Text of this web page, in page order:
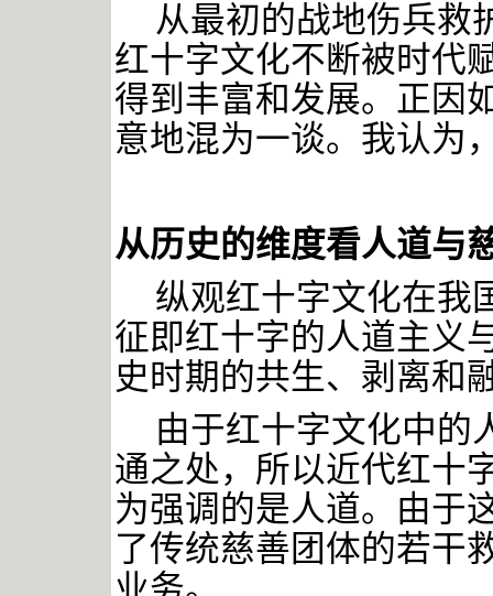
从最初的战地伤兵救
红十字文化不断被时代
得到丰富和发展。正因
意地混为一谈。我认为
从历史的维度看人道与
纵观红十字文化在我
征即红十字的人道主义
史时期的共生、剥离和
由于红十字文化中的
通之处，所以近代红十
为强调的是人道。由于
了传统慈善团体的若干